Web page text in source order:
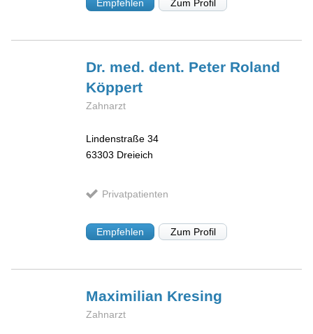
Empfehlen Zum Profil
Dr. med. dent. Peter Roland
Köppert
Zahnarzt
Lindenstraße 34
63303 Dreieich
Privatpatienten
Empfehlen Zum Profil
Maximilian Kresing
Zahnarzt